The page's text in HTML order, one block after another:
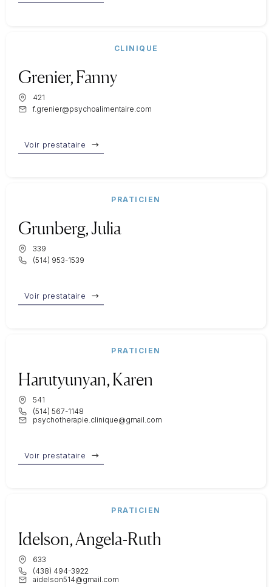
CLINIQUE
Grenier, Fanny
421
f.grenier@psychoalimentaire.com
Voir prestataire
PRATICIEN
Grunberg, Julia
339
(514) 953-1539
Voir prestataire
PRATICIEN
Harutyunyan, Karen
541
(514) 567-1148
psychotherapie.clinique@gmail.com
Voir prestataire
PRATICIEN
Idelson, Angela-Ruth
633
(438) 494-3922
aidelson514@gmail.com